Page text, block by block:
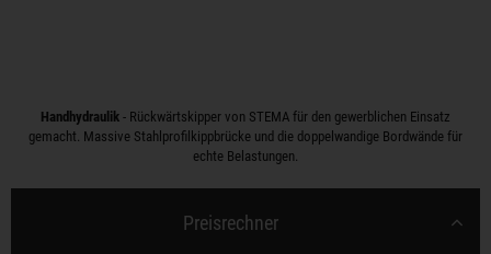
Handhydraulik - Rückwärtskipper von STEMA für den gewerblichen Einsatz
gemacht. Massive Stahlprofilkippbrücke und die doppelwandige Bordwände für
echte Belastungen.
Preisrechner